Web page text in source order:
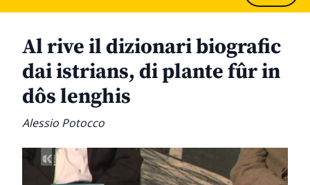
Al rive il dizionari biografic
dai istrians, di plante fûr in
dôs lenghis
Alessio Potocco